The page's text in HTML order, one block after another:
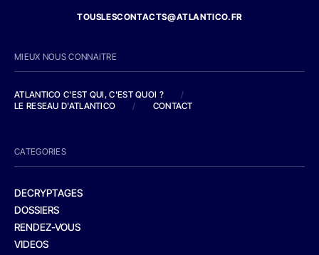
TOUSLESCONTACTS@ATLANTICO.FR
MIEUX NOUS CONNAITRE
ATLANTICO C'EST QUI, C'EST QUOI ?
/
LE RESEAU D'ATLANTICO
/ CONTACT
CATEGORIES
DECRYPTAGES
DOSSIERS
RENDEZ-VOUS
VIDEOS